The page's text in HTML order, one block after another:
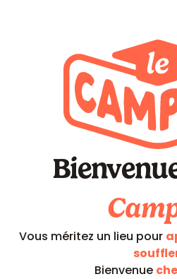
Vous méritez un lieu pour
Bienvenue
Pourquoi rejoindre le campus ?
Tester gratuitement
Offres Boutique Blog
Rejoindre le campus